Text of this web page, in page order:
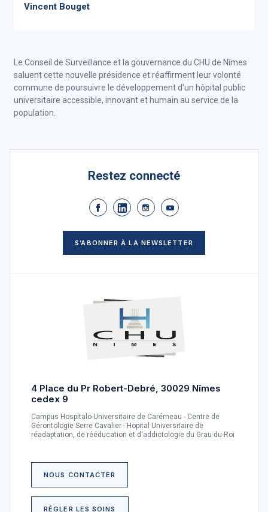
Vincent Bouget
Le Conseil de Surveillance et la gouvernance du CHU de Nîmes
saluent cette nouvelle présidence et réaffirment leur volonté
commune de poursuivre le développement d’un hôpital public
universitaire accessible, innovant et humain au service de la
population.
Restez connecté
S’ABONNER À LA NEWSLETTER
4 Place du Pr Robert-Debré, 30029 Nîmes
cedex 9
Campus Hospitalo-Universitaire de Carémeau - Centre de
Gérontologie Serre Cavalier - Hopital Universitaire de
réadaptation, de rééducation et d'addictologie du Grau-du-Roi
NOUS CONTACTER
RÉGLER LES SOINS